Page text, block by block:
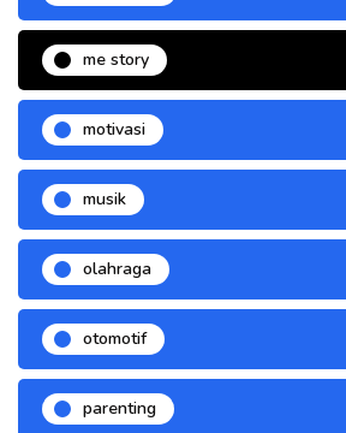
me story
motivasi
musik
olahraga
otomotif
parenting